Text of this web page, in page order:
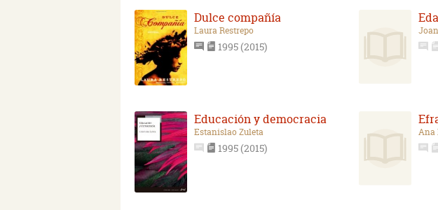
Dulce compañía
Laura Restrepo
1995 (2015)
Educación y democracia
Estanislao Zuleta
1995 (2015)
Ana